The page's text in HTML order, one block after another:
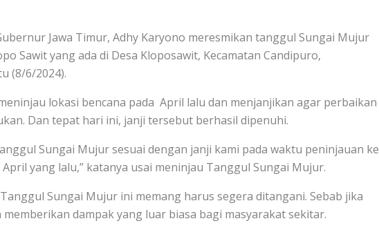
Jawa Timur, Adhy Karyono meresmikan tanggul Sungai Mujur
Sawit yang ada di Desa Kloposawit, Kecamatan Candipuro,
(8/6/2024).
lokasi bencana pada April lalu dan menjanjikan agar perbaikan
Dan tepat hari ini, janji tersebut berhasil dipenuhi.
Sungai Mujur sesuai dengan janji kami pada waktu peninjauan ke
yang lalu,” katanya usai meninjau Tanggul Sungai Mujur.
Sungai Mujur ini memang harus segera ditangani. Sebab jika
dampak yang luar biasa bagi masyarakat sekitar.